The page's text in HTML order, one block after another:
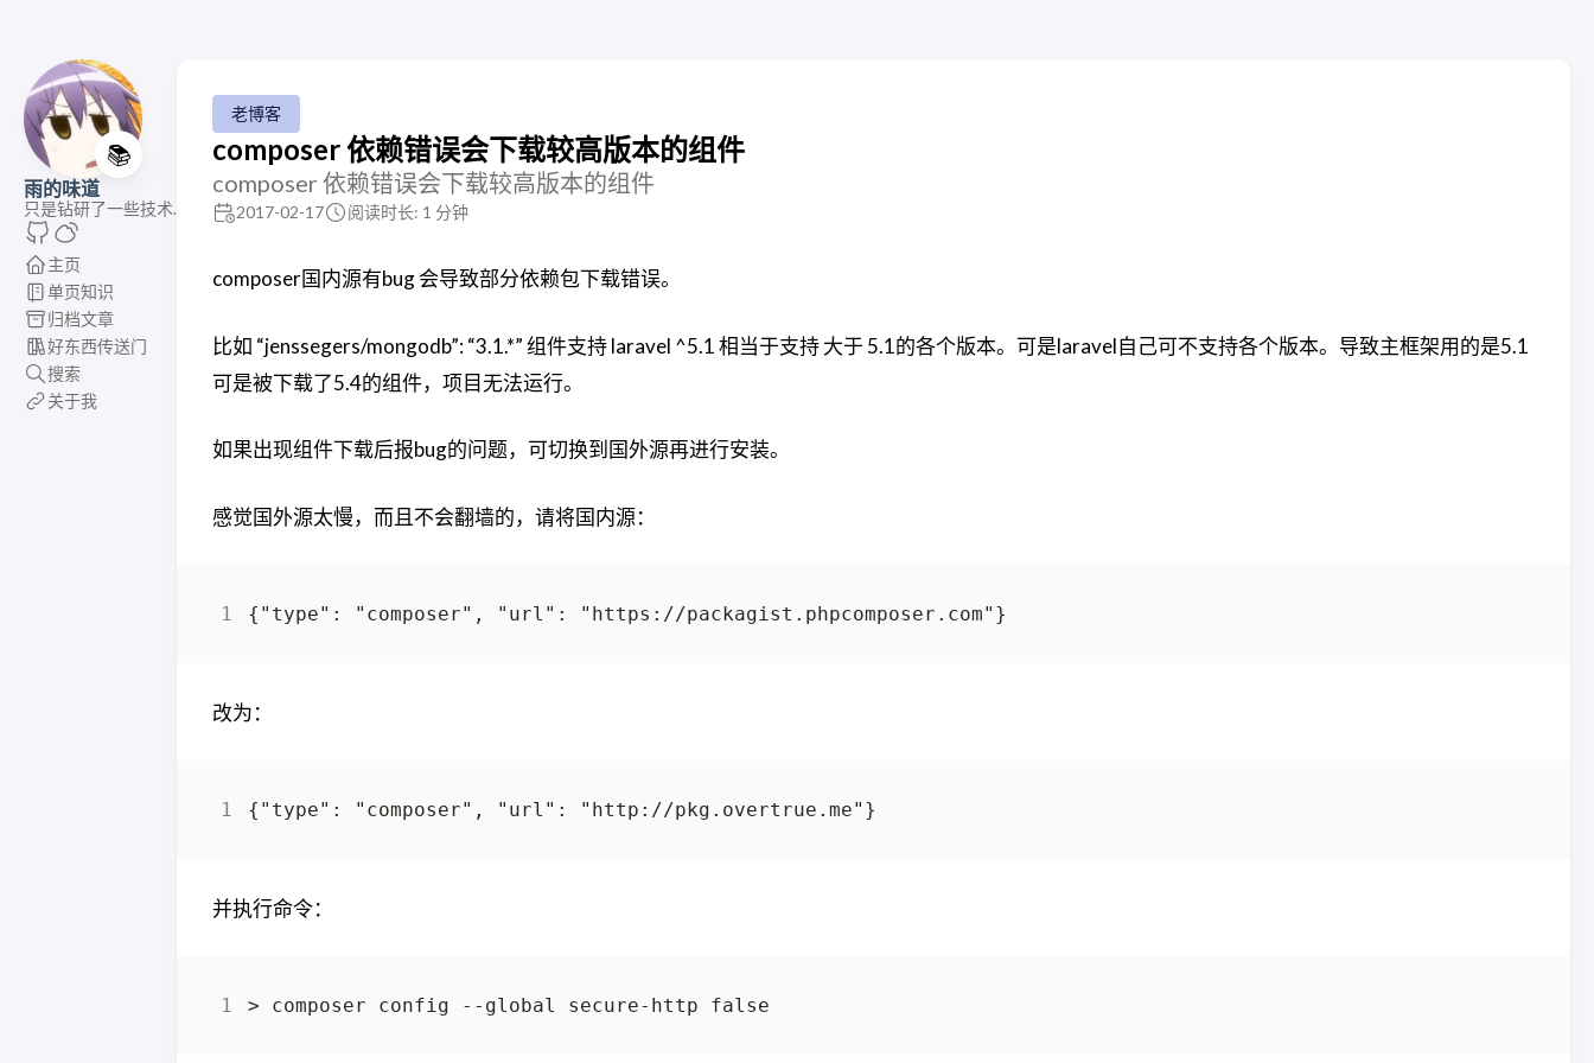
📚
雨的味道
只是钻研了一些技术.
主页
单页知识
归档文章
好东西传送门
搜索
关于我
老博客
composer 依赖错误会下载较高版本的组件
composer 依赖错误会下载较高版本的组件
2017-02-17 阅读时长: 1 分钟
composer国内源有bug 会导致部分依赖包下载错误。
比如 “jenssegers/mongodb”: “3.1.*” 组件支持 laravel ^5.1 相当于支持 大于 5.1的各个版本。可是laravel自己可不支持各个版本。导致主框架用的是5.1
可是被下载了5.4的组件，项目无法运行。
如果出现组件下载后报bug的问题，可切换到国外源再进行安装。
感觉国外源太慢，而且不会翻墙的，请将国内源：
改为：
并执行命令：